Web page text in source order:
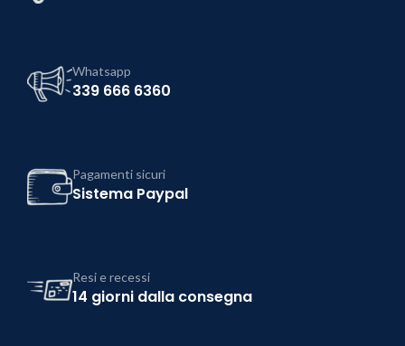
Whatsapp
339 666 6360
Pagamenti sicuri
Sistema Paypal
Resi e recessi
14 giorni dalla consegna